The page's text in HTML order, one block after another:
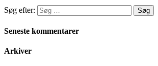
Søg efter:
Seneste kommentarer
Arkiver